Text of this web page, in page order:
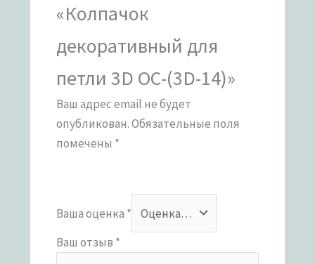
«Колпачок
декоративный для
петли 3D OC-(3D-14)»
Ваш адрес email не будет
опубликован.Обязательные поля
помечены *
Ваша оценка *
Ваш отзыв *